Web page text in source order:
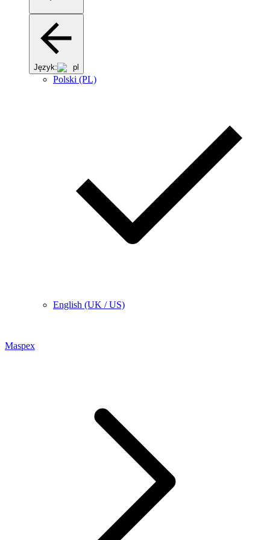
Język: pl
Polski (PL)
English (UK / US)
Maspex